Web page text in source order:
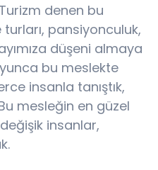
denen bu
turları, pansiyonculuk,
düşeni almaya
bu meslekte
insanla tanıştık,
mesleğin en güzel
insanlar,